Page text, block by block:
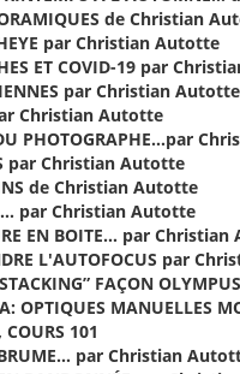
de Christian
par Christian Autotte
ET COVID-19 par
par Christian Autotte
Christian Autotte
PHOTOGRAPHE…par
par Christian Autotte
de Christian Autotte
par Christian Autotte
EN BOITE… par
L'AUTOFOCUS par
FAÇON
OPTIQUES
101
BRUME… par Christian